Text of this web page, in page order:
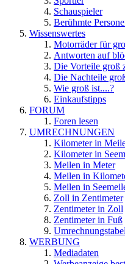
Schauspieler
Berühmte
Wissenswertes
Motorräder für
Antworten auf
Die Vorteile groß
Die Nachteile
Wie groß ist....?
Einkaufstipps
FORUM
Foren lesen
UMRECHNUNGEN
Kilometer in
Kilometer in
Meilen in Meter
Meilen in
Meilen in
Zoll in Zentimeter
Zentimeter in Zoll
Zentimeter in Fuß
WERBUNG
Mediadaten